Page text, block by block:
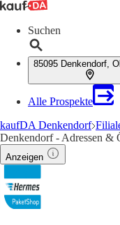
Suchen
85095 Denkendorf,
Alle Prospekte
kaufDA Denkendorf
Denkendorf - Adressen &
Anzeigen